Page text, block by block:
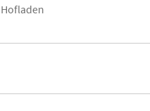
Hofladen